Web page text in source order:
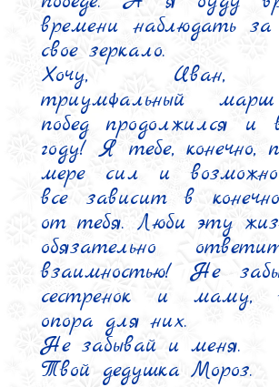
времени наблюдать
свое зеркало.
Хочу, Иван,
триумфальный
побед продолжился
году! Я тебе, конечно,
мере сил и
все зависит в
от тебя. Люби эту
обязательно
взаимностью! Не
сестренок и маму,
опора для них.
Не забывай и меня.
Твой дедушка Мороз.